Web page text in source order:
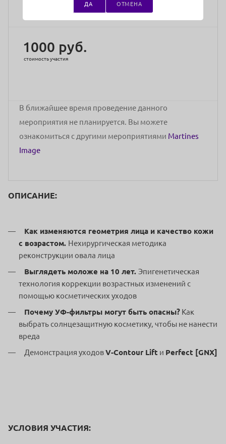
г Москва, ул Люсиновская, д 53
1000 руб.
стоимость участия
В ближайшее время проведение данного
мероприятия не планируется. Вы можете
ознакомиться с другими мероприятиями Martines
Image
ОПИСАНИЕ:
Как изменяются геометрия лица и качество кожи
с возрастом. Нехирургическая методика
реконструкции овала лица
Выглядеть моложе на 10 лет. Эпигенетическая
технология коррекции возрастных изменений с
помощью косметических уходов
Почему УФ-фильтры могут быть опасны? Как
выбрать солнцезащитную косметику, чтобы не нанести
вреда
Демонстрация уходовV-Contour Lift и Perfect [GNX]
УСЛОВИЯ УЧАСТИЯ:
ДА ОТМЕНА